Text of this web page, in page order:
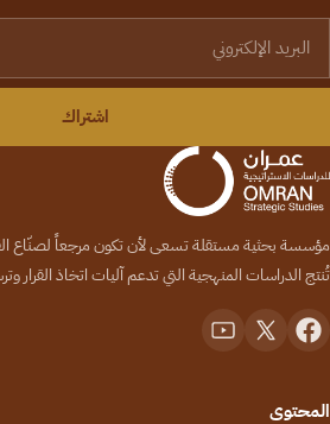
اشتراك
مؤسسة بحثية مستقلة تسعى لأن تكون مرجعاً لصنّاع
تُنتج الدراسات المنهجية التي تدعم آليات اتخاذ القرار
المحتوى